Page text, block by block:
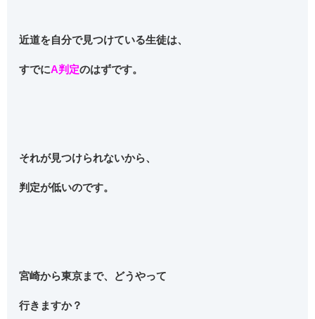
近道を自分で見つけている生徒は、
すでにA判定のはずです。
それが見つけられないから、
判定が低いのです。
宮崎から東京まで、どうやって
行きますか？